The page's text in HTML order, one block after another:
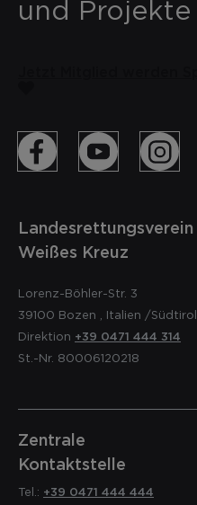
und Projekte
Landesrettungsverein
Weißes Kreuz
Lorenz-Böhler-Str. 3
39100 Bozen Italien /Südtirol
Direktion +39 0471 444 314
St.-Nr. 80006120218
Zentrale
Kontaktstelle
Tel.: +39 0471 444 444